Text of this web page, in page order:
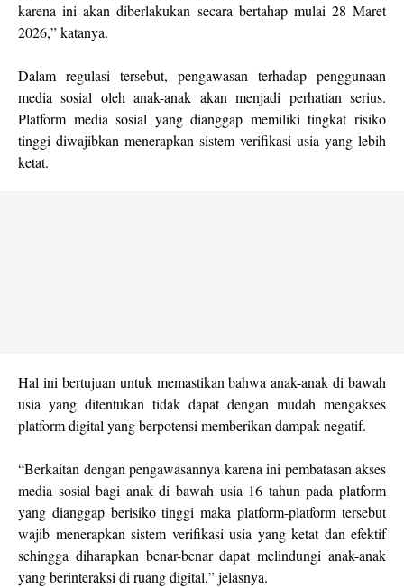
karena ini akan diberlakukan secara bertahap mulai 28 Maret
2026,” katanya.
Dalam regulasi tersebut, pengawasan terhadap penggunaan
media sosial oleh anak-anak akan menjadi perhatian serius.
Platform media sosial yang dianggap memiliki tingkat risiko
tinggi diwajibkan menerapkan sistem verifikasi usia yang lebih
ketat.
Hal ini bertujuan untuk memastikan bahwa anak-anak di bawah
usia yang ditentukan tidak dapat dengan mudah mengakses
platform digital yang berpotensi memberikan dampak negatif.
“Berkaitan dengan pengawasannya karena ini pembatasan akses
media sosial bagi anak di bawah usia 16 tahun pada platform
yang dianggap berisiko tinggi maka platform-platform tersebut
wajib menerapkan sistem verifikasi usia yang ketat dan efektif
sehingga diharapkan benar-benar dapat melindungi anak-anak
yang berinteraksi di ruang digital,” jelasnya.